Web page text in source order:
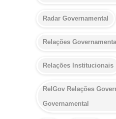
Radar Governamental
Relações
Relações Institucionais
RelGov Relações
Governamental